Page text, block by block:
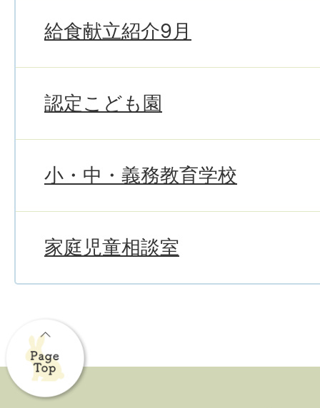
給食献立紹介9月
認定こども園
小・中・義務教育学校
家庭児童相談室